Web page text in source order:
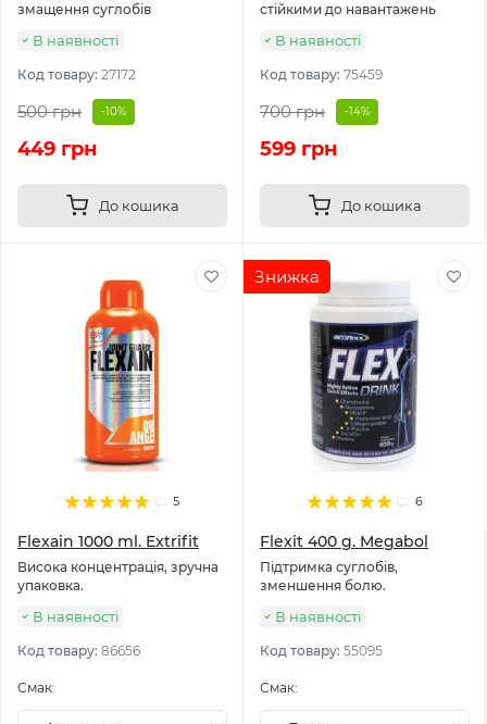
змащення суглобів
В наявності
Код товару: 27172
500 грн -10%
449 грн
До кошика
стійкими до навантажень
В наявності
Код товару: 75459
700 грн -14%
599 грн
До кошика
5
Flexain 1000 ml. Extrifit
Висока концентрація, зручна
упаковка.
В наявності
Код товару: 86656
Смак:
Знижка
6
Flexit 400 g. Megabol
Підтримка суглобів,
зменшення болю.
В наявності
Код товару: 55095
Смак: